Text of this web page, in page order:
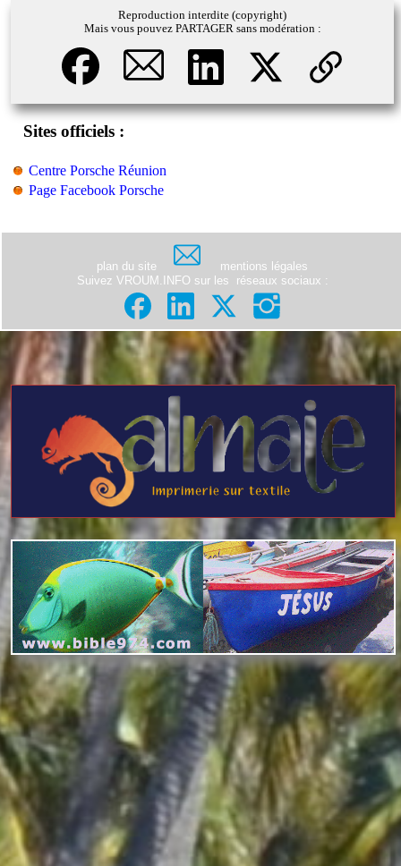
Reproduction interdite (copyright)
Mais vous pouvez PARTAGER sans modération :
Sites officiels :
Centre Porsche Réunion
Page Facebook Porsche
plan du site
mentions légales
Suivez VROUM.INFO sur les
réseaux sociaux :